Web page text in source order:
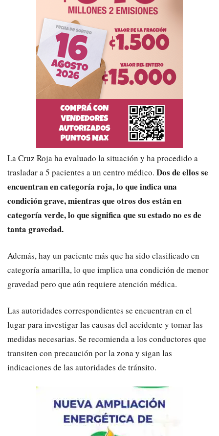
La Cruz Roja ha evaluado la situación y ha procedido a
trasladar a 5 pacientes a un centro médico. Dos de ellos se
encuentran en categoría roja, lo que indica una
condición grave, mientras que otros dos están en
categoría verde, lo que significa que su estado no es de
tanta gravedad.
Además, hay un paciente más que ha sido clasificado en
categoría amarilla, lo que implica una condición de menor
gravedad pero que aún requiere atención médica.
Las autoridades correspondientes se encuentran en el
lugar para investigar las causas del accidente y tomar las
medidas necesarias. Se recomienda a los conductores que
transiten con precaución por la zona y sigan las
indicaciones de las autoridades de tránsito.